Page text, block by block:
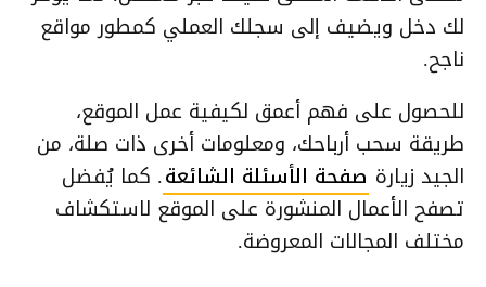
لك دخل ويضيف إلى سجلك العملي كمطور مواقع
ناجح.
للحصول على فهم أعمق لكيفية عمل الموقع،
طريقة سحب أرباحك، ومعلومات أخرى ذات صلة، من
الجيد زيارة صفحة الأسئلة الشائعة. كما يُفضل
تصفح الأعمال المنشورة على الموقع لاستكشاف
مختلف المجالات المعروضة.